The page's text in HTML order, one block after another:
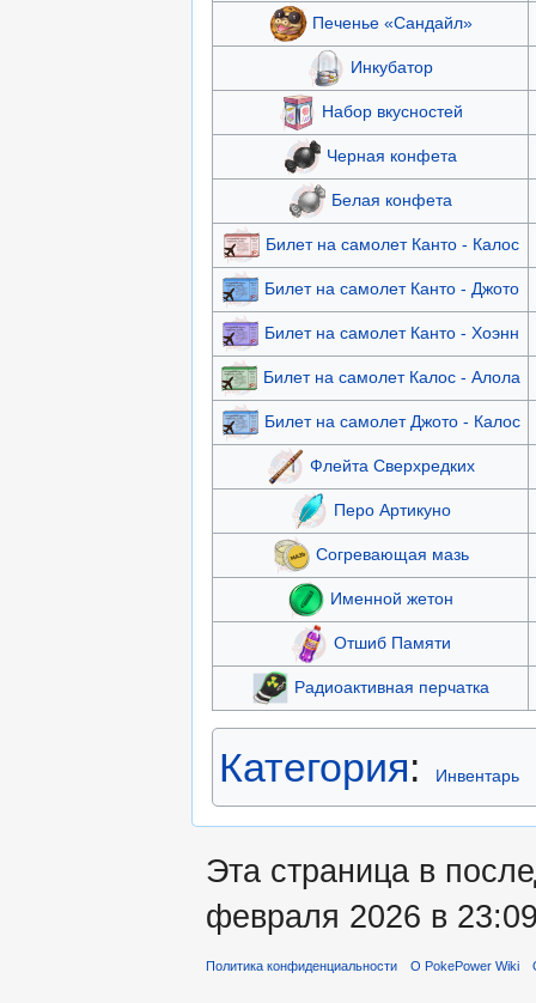
Печенье «Сандайл»
Инкубатор
Набор вкусностей
Черная конфета
Белая конфета
Билет на самолет Канто - Калос
Билет на самолет Канто - Джото
Билет на самолет Канто - Хоэнн
Билет на самолет Калос - Алола
Билет на самолет Джото - Калос
Флейта Сверхредких
Перо Артикуно
Согревающая мазь
Именной жетон
Отшиб Памяти
Радиоактивная перчатка
Категория: Инвентарь
Эта страница в
февраля 2026 в
Политика конфиденциальности О PokePower Wiki